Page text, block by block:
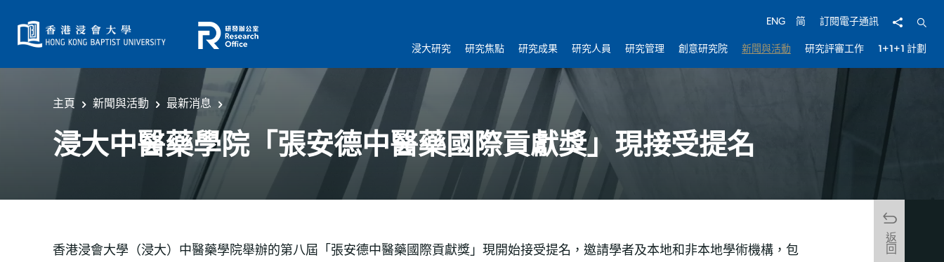
ENG 简 訂閱電子通訊 分享 開啟
浸大研究 研究焦點 研究成果 研究人員 研究管理 創意研究院 新聞與活動 研究評審工作 1+1+1 計劃
主頁 新聞與活動 最新消息
浸大中醫藥學院「張安德中醫藥國際貢獻獎」現接受提名
返回
香港浸會大學（浸大）中醫藥學院舉辦的第八屆「張安德中醫藥國際貢獻獎」現開始接受提名，邀請學者及本地和非本地學術機構，包